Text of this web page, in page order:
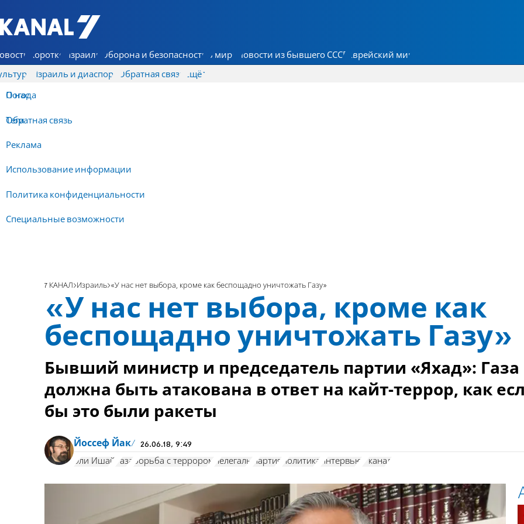
7 КАНАЛ - Аруц Шева
Коротко Израиль Оборона и безопасность В мире Новости из бывшего СССР Еврейский мир
Израиль и диаспора Обратная связь
О нас
Обратная связь
Реклама
Использование информации
Политика конфиденциальности
Специальные возможности
Ещё
Погода
Теги
7 КАНАЛ Израиль «У нас нет выбора, кроме как беспощадно уничтожать Газу»
«У нас нет выбора, кроме как
беспощадно уничтожать Газу»
Бывший министр и председатель партии «Яхад»: Газа
должна быть атакована в ответ на кайт-террор, как
бы это были ракеты
Йоссеф Йак 26.06.18, 9:49
Эли Ишай Газа борьба с террором нелегалы партия политика интервью 7 канал